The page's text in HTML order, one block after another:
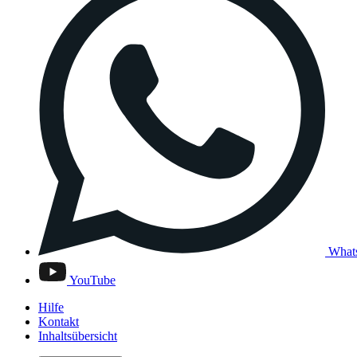
YouTube
Hilfe
Kontakt
Inhaltsübersicht